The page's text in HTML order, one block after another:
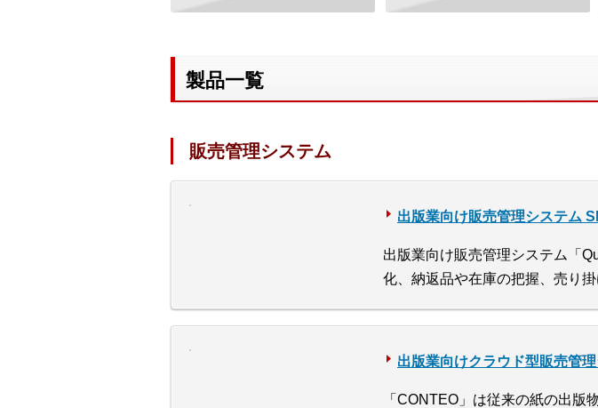
製品一覧
販売管理システム
出版業向け販売管理システム
出版業向け販売管理システム「
化、納返品や在庫の把握、売り
出版業向けクラウド型販売管
「CONTEO」は従来の紙の出版